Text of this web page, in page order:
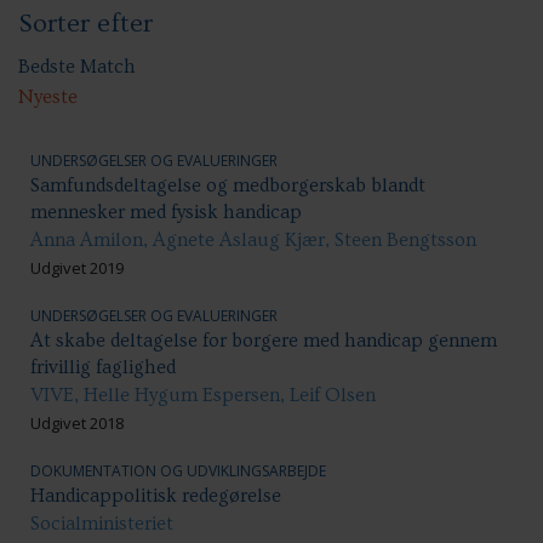
Sorter efter
Bedste Match
Nyeste
UNDERSØGELSER OG EVALUERINGER
Samfundsdeltagelse og medborgerskab blandt
mennesker med fysisk handicap
Anna Amilon, Agnete Aslaug Kjær, Steen Bengtsson
Udgivet 2019
UNDERSØGELSER OG EVALUERINGER
At skabe deltagelse for borgere med handicap gennem
frivillig faglighed
VIVE, Helle Hygum Espersen, Leif Olsen
Udgivet 2018
DOKUMENTATION OG UDVIKLINGSARBEJDE
Handicappolitisk redegørelse
Socialministeriet